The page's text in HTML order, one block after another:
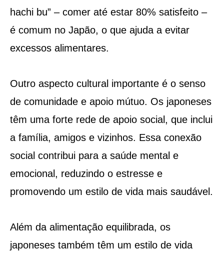
hachi bu” – comer até estar 80% satisfeito –
é comum no Japão, o que ajuda a evitar
excessos alimentares.
Outro aspecto cultural importante é o senso
de comunidade e apoio mútuo. Os japoneses
têm uma forte rede de apoio social, que inclui
a família, amigos e vizinhos. Essa conexão
social contribui para a saúde mental e
emocional, reduzindo o estresse e
promovendo um estilo de vida mais saudável.
Além da alimentação equilibrada, os
japoneses também têm um estilo de vida